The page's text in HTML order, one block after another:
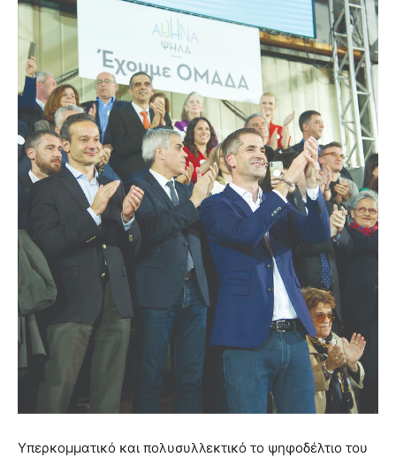
Υπερκομματικό και πολυσυλλεκτικό το ψηφοδέλτιο του